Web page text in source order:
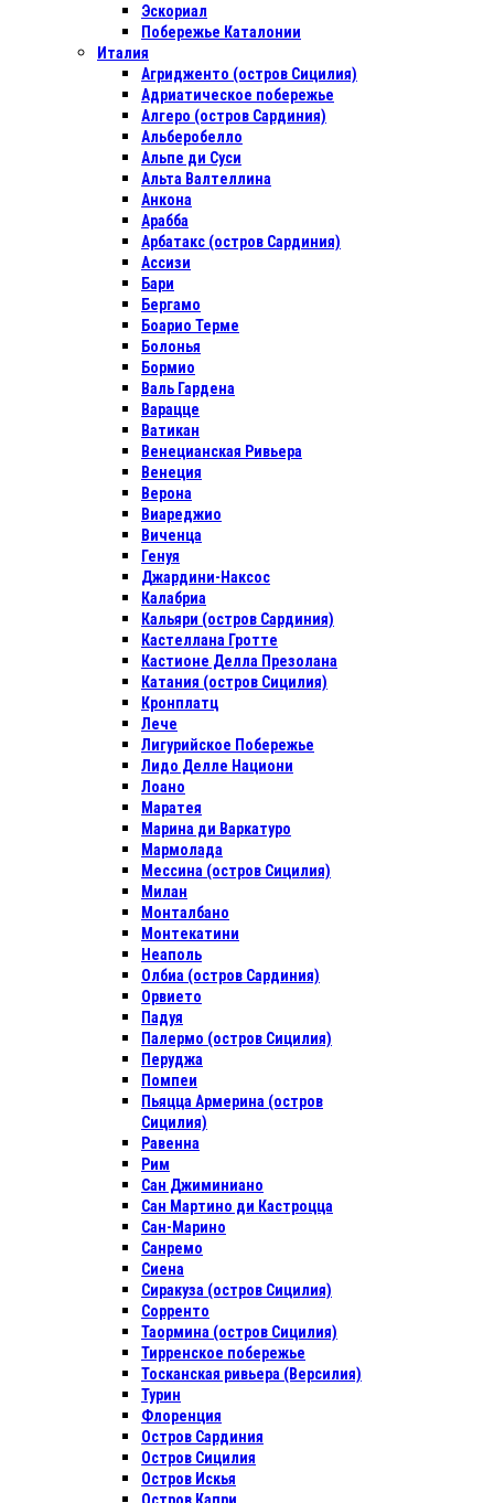
Эскориал
Побережье Каталонии
Италия
Агридженто (остров Сицилия)
Адриатическое побережье
Алгеро (остров Сардиния)
Альберобелло
Альпе ди Суси
Альта Валтеллина
Анкона
Арабба
Арбатакс (остров Сардиния)
Ассизи
Бари
Бергамо
Боарио Терме
Болонья
Бормио
Валь Гардена
Варацце
Ватикан
Венецианская Ривьера
Венеция
Верона
Виареджио
Виченца
Генуя
Джардини-Наксос
Калабриа
Кальяри (остров Сардиния)
Кастеллана Гротте
Кастионе Делла Презолана
Катания (остров Сицилия)
Кронплатц
Лече
Лигурийское Побережье
Лидо Делле Национи
Лоано
Маратея
Марина ди Варкатуро
Мармолада
Мессина (остров Сицилия)
Милан
Монталбано
Монтекатини
Неаполь
Олбиа (остров Сардиния)
Орвието
Падуя
Палермо (остров Сицилия)
Перуджа
Помпеи
Пьяцца Армерина (остров
Сицилия)
Равенна
Рим
Сан Джиминиано
Сан Мартино ди Кастроцца
Сан-Марино
Санремо
Сиена
Сиракуза (остров Сицилия)
Сорренто
Таормина (остров Сицилия)
Тирренское побережье
Тосканская ривьера (Версилия)
Турин
Флоренция
Остров Сардиния
Остров Сицилия
Остров Искья